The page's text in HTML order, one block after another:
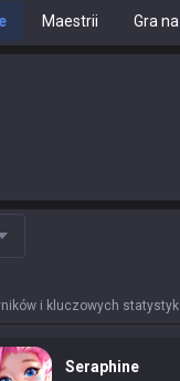
Maestrii Gra
i kluczowych
Seraphine